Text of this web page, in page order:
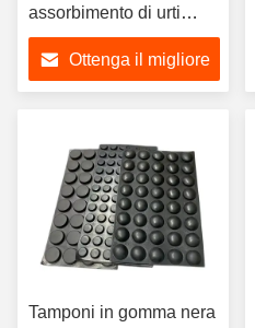
assorbimento di urti
circolare antiscivolo
personalizzato
Ottenga il migliore
Tamponi in gomma nera